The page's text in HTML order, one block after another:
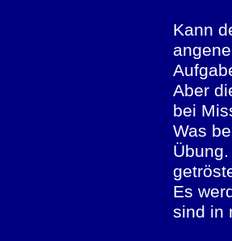
Kann
Aber
bei
Was
Es
sind in